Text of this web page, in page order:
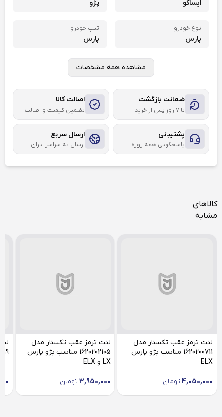
ایساکو پژو
نوع خودرو
پارس
تیپ خودرو
پارس
مشاهده همه مشخصات
ضمانت بازگشت
تا ۷ روز پس از خرید
اصالت کالا
تضمین کیفیت و اصالت
پشتیبانی
پاسخگویی همه روزه
ارسال سریع
ارسال به سراسر ایران
کالاهای
مشابه
لنت ترمز عقب تکستار مدل
1620200711 مناسب پژو پارس
ELX
4,050,000 تومان
لنت ترمز عقب تکستار مدل
1620202105 مناسب پژو پارس
LX و ELX
3,950,000 تومان